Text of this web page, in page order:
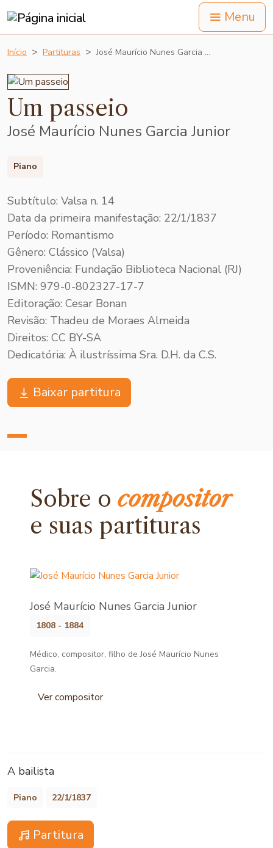
Menu
Início Partituras José Maurício Nunes Garcia …
Um passeio
José Maurício Nunes Garcia Junior
Piano
Subtítulo: Valsa n. 14
Data da primeira manifestação: 22/1/1837
Período: Romantismo
Gênero: Clássico (Valsa)
Proveniência: Fundação Biblioteca Nacional (RJ)
ISMN: 979-0-802327-17-7
Editoração: Cesar Bonan
Revisão: Thadeu de Moraes Almeida
Direitos: CC BY-SA
Dedicatória: À ilustríssima Sra. D.H. da C.S.
Baixar partitura
Sobre ocompositor
e suas partituras
José Maurício Nunes Garcia Junior
1808 - 1884
Médico, compositor, filho de José Maurício Nunes
Garcia.
Ver compositor
A bailista
Piano 22/1/1837
Partitura